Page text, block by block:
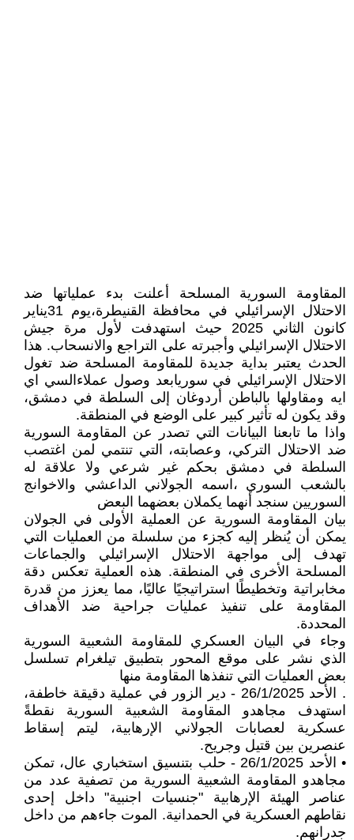
المقاومة السورية المسلحة أعلنت بدء عملياتها ضد
الاحتلال الإسرائيلي في محافظة القنيطرة،يوم 31يناير
كانون الثاني 2025 حيث استهدفت لأول مرة جيش
الاحتلال الإسرائيلي وأجبرته على التراجع والانسحاب. هذا
الحدث يعتبر بداية جديدة للمقاومة المسلحة ضد تغول
الاحتلال الإسرائيلي في سوريابعد وصول عملاءالسي اي
ايه ومقاولها بالباطن أردوغان إلى السلطة في دمشق،
وقد يكون له تأثير كبير على الوضع في المنطقة.
واذا ما تابعنا البيانات التي تصدر عن المقاومة السورية
ضد الاحتلال التركي، وعصابته، التي تنتمي لمن اغتصب
السلطة في دمشق بحكم غير شرعي ولا علاقة له
بالشعب السوري ،اسمه الجولاني الداعشي والاخوانج
السوريين سنجد أنهما يكملان بعضهما البعض
بيان المقاومة السورية عن العملية الأولى في الجولان
يمكن أن يُنظر إليه كجزء من سلسلة من العمليات التي
تهدف إلى مواجهة الاحتلال الإسرائيلي والجماعات
المسلحة الأخرى في المنطقة. هذه العملية تعكس دقة
مخابراتية وتخطيطًا استراتيجيًا عاليًا، مما يعزز من قدرة
المقاومة على تنفيذ عمليات جراحية ضد الأهداف
المحددة.
وجاء في البيان العسكري للمقاومة الشعبية السورية
الذي نشر على موقع المحور بتطبيق تيلغرام تسلسل
بعض العمليات التي تنفذها المقاومة منها
. الأحد 26/1/2025 - دير الزور في عملية دقيقة خاطفة،
استهدف مجاهدو المقاومة الشعبية السورية نقطةً
عسكرية لعصابات الجولاني الإرهابية، ليتم إسقاط
عنصرين بين قتيل وجريح.
• الأحد 26/1/2025 - حلب بتنسيق استخباري عال، تمكن
مجاهدو المقاومة الشعبية السورية من تصفية عدد من
عناصر الهيئة الإرهابية "جنسيات اجنبية" داخل إحدى
نقاطهم العسكرية في الحمدانية. الموت جاءهم من داخل
جدرانهم.